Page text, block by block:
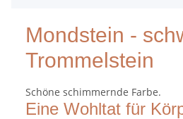
Mondstein -
Trommelstein
Schöne schimmernde Farbe.
Eine Wohltat für